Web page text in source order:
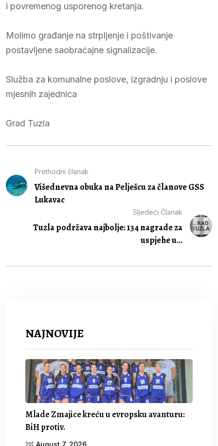
i povremenog usporenog kretanja.
Molimo građanje na strpljenje i poštivanje
postavljene saobraćajne signalizacije.
Služba za komunalne poslove, izgradnju i poslove
mjesnih zajednica
Grad Tuzla
Prethodni članak
Višednevna obuka na Pelješcu za članove GSS
Lukavac
Sljedeći Članak
Tuzla podržava najbolje: 134 nagrade za
uspjehe u...
NAJNOVIJE
Mlade Zmajice kreću u evropsku avanturu:
BiH protiv.
August 7, 2026